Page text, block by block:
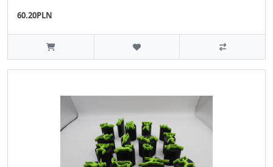
60.20PLN